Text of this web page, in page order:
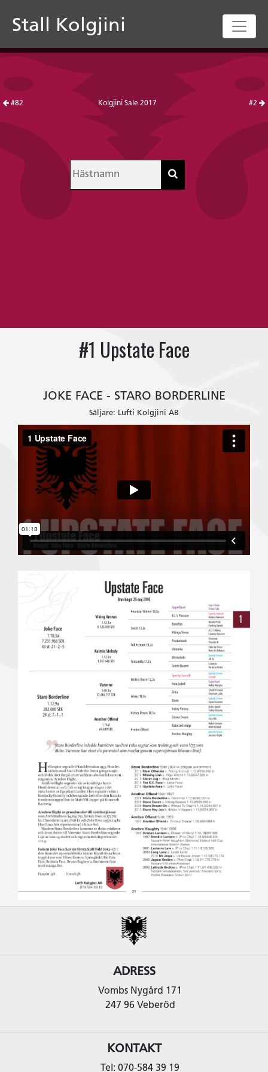
Stall Kolgjini
#82 Kolgjini Sale 2017 #2
#1 Upstate Face
JOKE FACE - STARO BORDERLINE
Säljare: Lufti Kolgjini AB
ADRESS
Vombs Nygård 171
247 96 Veberöd
KONTAKT
Tel: 070-584 39 19